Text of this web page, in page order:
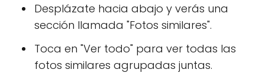
Desplázate hacia abajo y verás una
sección llamada "Fotos similares".
Toca en "Ver todo" para ver todas las
fotos similares agrupadas juntas.